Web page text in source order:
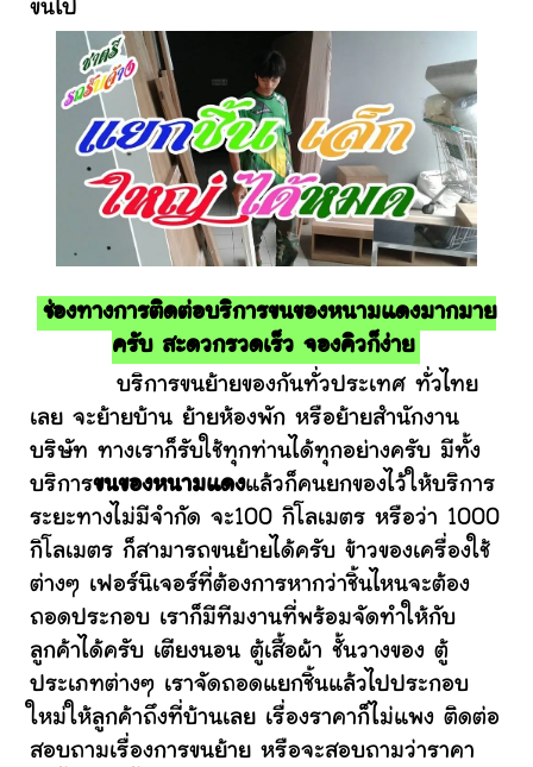
ขึ้นไป
ช่องทางการติดต่อบริการขนของหนามแดงมากมาย
ครับ สะดวกรวดเร็ว จองคิวก็ง่าย
บริการขนย้ายของกันทั่วประเทศ ทั่วไทย
เลย จะย้ายบ้าน ย้ายห้องพัก หรือย้ายสำนักงาน
บริษัท ทางเราก็รับใช้ทุกท่านได้ทุกอย่างครับ มีทั้ง
บริการขนของหนามแดงแล้วก็คนยกของไว้ให้บริการ
ระยะทางไม่มีจำกัด จะ100 กิโลเมตร หรือว่า 1000
กิโลเมตร ก็สามารถขนย้ายได้ครับ ข้าวของเครื่องใช้
ต่างๆ เฟอร์นิเจอร์ที่ต้องการหากว่าชิ้นไหนจะต้อง
ถอดประกอบ เราก็มีทีมงานที่พร้อมจัดทำให้กับ
ลูกค้าได้ครับ เตียงนอน ตู้เสื้อผ้า ชั้นวางของ ตู้
ประเภทต่างๆ เราจัดถอดแยกชิ้นแล้วไปประกอบ
ใหม่ให้ลูกค้าถึงที่บ้านเลย เรื่องราคาก็ไม่แพง ติดต่อ
สอบถามเรื่องการขนย้าย หรือจะสอบถามว่าราคา